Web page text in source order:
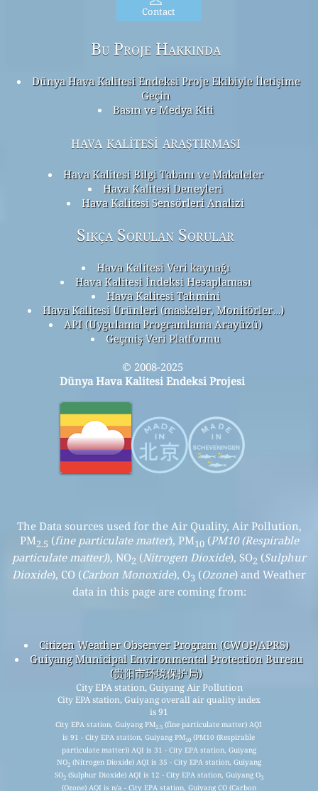
Contact
Bu Proje Hakkında
Dünya Hava Kalitesi Endeksi Proje Ekibiyle İletişime
Geçin
Basın ve Medya Kiti
hava kalitesi araştırması
Hava Kalitesi Bilgi Tabanı ve Makaleler
Hava Kalitesi Deneyleri
Hava Kalitesi Sensörleri Analizi
Sıkça Sorulan Sorular
Hava Kalitesi Veri kaynağı
Hava Kalitesi İndeksi Hesaplaması
Hava Kalitesi Tahmini
Hava Kalitesi Ürünleri (maskeler, Monitörler…)
API (Uygulama Programlama Arayüzü)
Geçmiş Veri Platformu
© 2008-2025
Dünya Hava Kalitesi Endeksi Projesi
The Data sources used for the Air Quality, Air Pollution,
PM2.5 (fine particulate matter), PM10(PM10 (Respirable
particulate matter)), NO2 (Nitrogen Dioxide), SO2 (Sulphur
Dioxide), CO (Carbon Monoxide), O3 (Ozone) and Weather
data in this page are coming from:
Citizen Weather Observer Program (CWOP/APRS)
Guiyang Municipal Environmental Protection Bureau
(贵阳市环境保护局)
City EPA station, Guiyang Air Pollution
City EPA station, Guiyang overall air quality index
is 91
City EPA station, Guiyang PM2.5 (fine particulate matter) AQI
is 91 - City EPA station, Guiyang PM10 (PM10 (Respirable
particulate matter)) AQI is 31 - City EPA station, Guiyang
NO2(Nitrogen Dioxide) AQI is 35 - City EPA station, Guiyang
SO2(Sulphur Dioxide) AQI is 12 - City EPA station, Guiyang O3
(Ozone) AQI is n/a - City EPA station, Guiyang CO (Carbon